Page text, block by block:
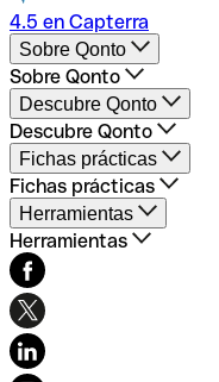
4.5 en Capterra
Sobre Qonto
Sobre Qonto
Cuenta Empresa Qonto
Creación de empresas
Gestión de empresas
Métodos de pago
Códigos Swift/BIC
Descubre Qonto
Descubre Qonto
Tarifas
Abrir Cuenta negocios
Medios de pago
Tarjeta Virtual
Tarjetas de empresas
Integraciones y partners
Fichas prácticas
Fichas prácticas
Comparador bancario
Crear empresa online
Crear una SL online
Herramientas
Herramientas
Nuestros valores
Servicio al cliente & FAQ
Glosario financiero
Personas y planeta
Trabaja con nosotros